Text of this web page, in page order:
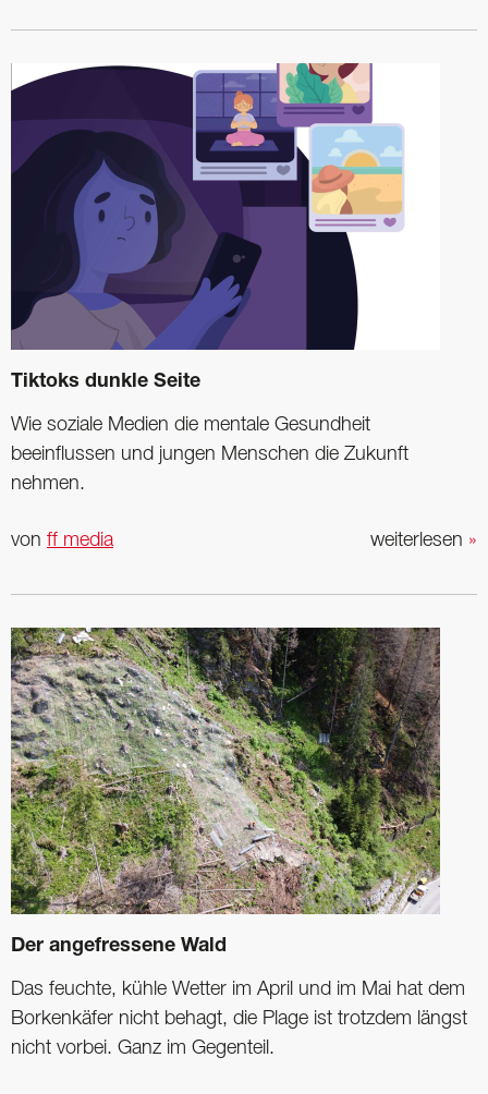
Tiktoks dunkle Seite
Wie soziale Medien die mentale Gesundheit
beeinflussen und jungen Menschen die Zukunft
nehmen.
weiterlesen »
von ff media
Der angefressene Wald
Das feuchte, kühle Wetter im April und im Mai hat dem
Borkenkäfer nicht behagt, die Plage ist trotzdem längst
nicht vorbei. Ganz im Gegenteil.